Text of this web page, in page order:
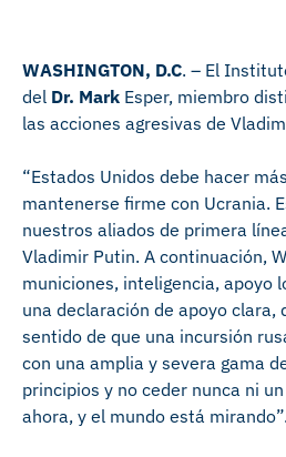
WASHINGTON, D.C. – El
del Dr. Mark Esper, miembro
las acciones agresivas de
“Estados Unidos debe hacer
mantenerse firme con Ucrania.
nuestros aliados de primera
Vladimir Putin. A continuación,
municiones, inteligencia, apoyo
una declaración de apoyo
sentido de que una incursión
con una amplia y severa gama
principios y no ceder nunca ni
ahora, y el mundo está mirando”.